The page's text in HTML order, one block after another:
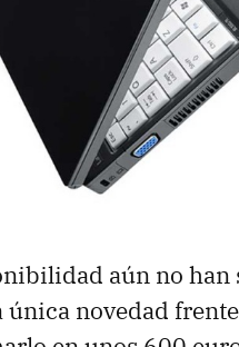
aún no han
novedad